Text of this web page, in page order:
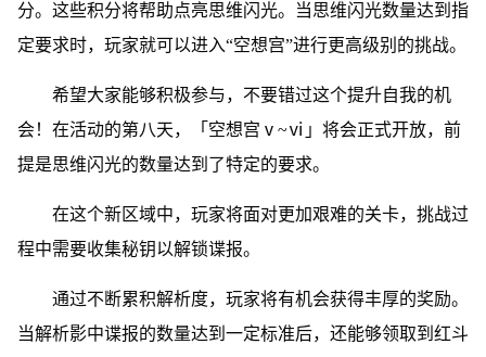
分。这些积分将帮助点亮思维闪光。当思维闪光数量达到指
定要求时，玩家就可以进入“空想宫”进行更高级别的挑战。
希望大家能够积极参与，不要错过这个提升自我的机
会！在活动的第八天，「空想宫ⅴ~ⅵ」将会正式开放，前
提是思维闪光的数量达到了特定的要求。
在这个新区域中，玩家将面对更加艰难的关卡，挑战过
程中需要收集秘钥以解锁谍报。
通过不断累积解析度，玩家将有机会获得丰厚的奖励。
当解析影中谍报的数量达到一定标准后，还能够领取到红斗